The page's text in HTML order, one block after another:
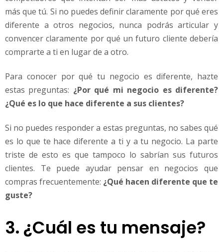
más que tú. Si no puedes definir claramente por qué eres
diferente a otros negocios, nunca podrás articular y
convencer claramente por qué un futuro cliente debería
comprarte a ti en lugar de a otro.
Para conocer por qué tu negocio es diferente, hazte
estas preguntas: ¿Por qué mi negocio es diferente?
¿Qué es lo que hace diferente a sus clientes?
Si no puedes responder a estas preguntas, no sabes qué
es lo que te hace diferente a ti y a tu negocio. La parte
triste de esto es que tampoco lo sabrían sus futuros
clientes. Te puede ayudar pensar en negocios que
compras frecuentemente: ¿Qué hacen diferente que te
guste?
3. ¿Cuál es tu mensaje?